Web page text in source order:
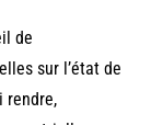
de
sur l’état de
rendre,